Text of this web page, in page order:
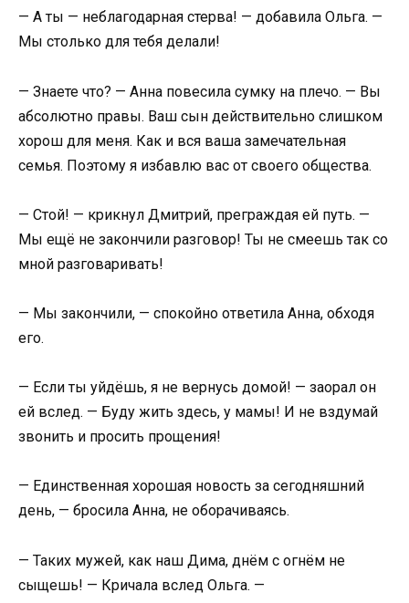
— А ты — неблагодарная стерва! — добавила Ольга. —
Мы столько для тебя делали!
— Знаете что? — Анна повесила сумку на плечо. — Вы
абсолютно правы. Ваш сын действительно слишком
хорош для меня. Как и вся ваша замечательная
семья. Поэтому я избавлю вас от своего общества.
— Стой! — крикнул Дмитрий, преграждая ей путь. —
Мы ещё не закончили разговор! Ты не смеешь так со
мной разговаривать!
— Мы закончили, — спокойно ответила Анна, обходя
его.
— Если ты уйдёшь, я не вернусь домой! — заорал он
ей вслед. — Буду жить здесь, у мамы! И не вздумай
звонить и просить прощения!
— Единственная хорошая новость за сегодняшний
день, — бросила Анна, не оборачиваясь.
— Таких мужей, как наш Дима, днём с огнём не
сыщешь! — Кричала вслед Ольга. —